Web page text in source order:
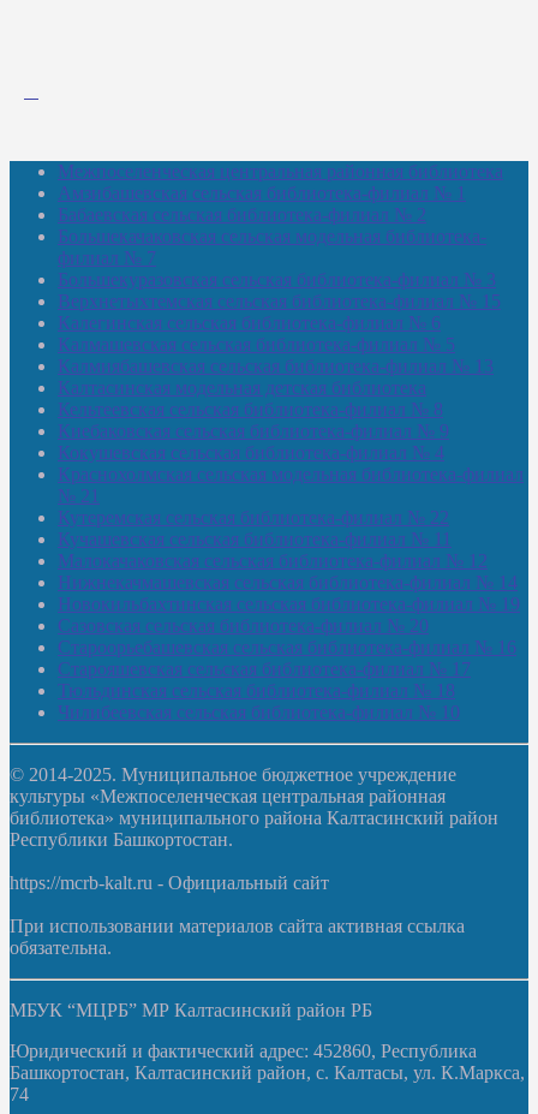
Межпоселенческая центральная районная библиотека
Амзибашевская сельская библиотека-филиал № 1
Бабаевская сельская библиотека-филиал № 2
Большекачаковская сельская модельная библиотека-
филиал № 7
Большекуразовская сельская библиотека-филиал № 3
Верхнетыхтемская сельская библиотека-филиал № 15
Калегинская сельская библиотека-филиал № 6
Калмашевская сельская библиотека-филиал № 5
Калмиябашевская сельская библиотека-филиал № 13
Калтасинская модельная детская библиотека
Кельтеевская сельская библиотека-филиал № 8
Киебаковская сельская библиотека-филиал № 9
Кокушевская сельская библиотека-филиал № 4
Краснохолмская сельская модельная библиотека-филиал
№ 21
Кутеремская сельская библиотека-филиал № 22
Кучашевская сельская библиотека-филиал № 11
Малокачаковская сельская библиотека-филиал № 12
Нижнекачмашевская сельская библиотека-филиал № 14
Новокильбахтинская сельская библиотека-филиал № 19
Сазовская сельская библиотека-филиал № 20
Староорьебашевская сельская библиотека-филиал № 16
Старояшевская сельская библиотека-филиал № 17
Тюльдинская сельская библиотека-филиал № 18
Чилибеевская сельская библиотека-филиал № 10
© 2014-2025. Муниципальное бюджетное учреждение
культуры «Межпоселенческая центральная районная
библиотека» муниципального района Калтасинский район
Республики Башкортостан.
https://mcrb-kalt.ru - Официальный сайт
При использовании материалов сайта активная ссылка
обязательна.
МБУК “МЦРБ” МР Калтасинский район РБ
Юридический и фактический адрес: 452860, Республика
Башкортостан, Калтасинский район, с. Калтасы, ул. К.Маркса,
74